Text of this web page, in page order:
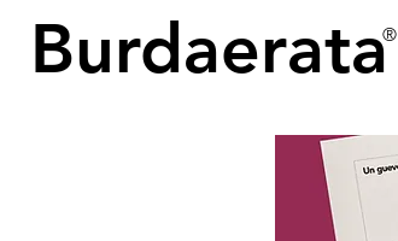
Burdaerata®